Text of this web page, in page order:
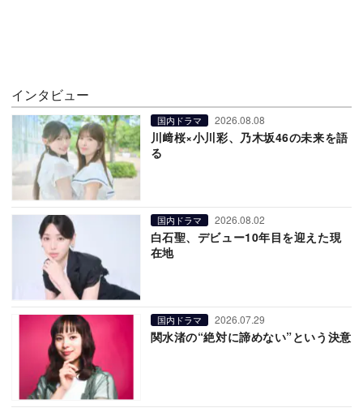
インタビュー
国内ドラマ 2026.08.08
川﨑桜×小川彩、乃木坂46の未来を語
る
国内ドラマ 2026.08.02
白石聖、デビュー10年目を迎えた現
在地
国内ドラマ 2026.07.29
関水渚の“絶対に諦めない”という決意